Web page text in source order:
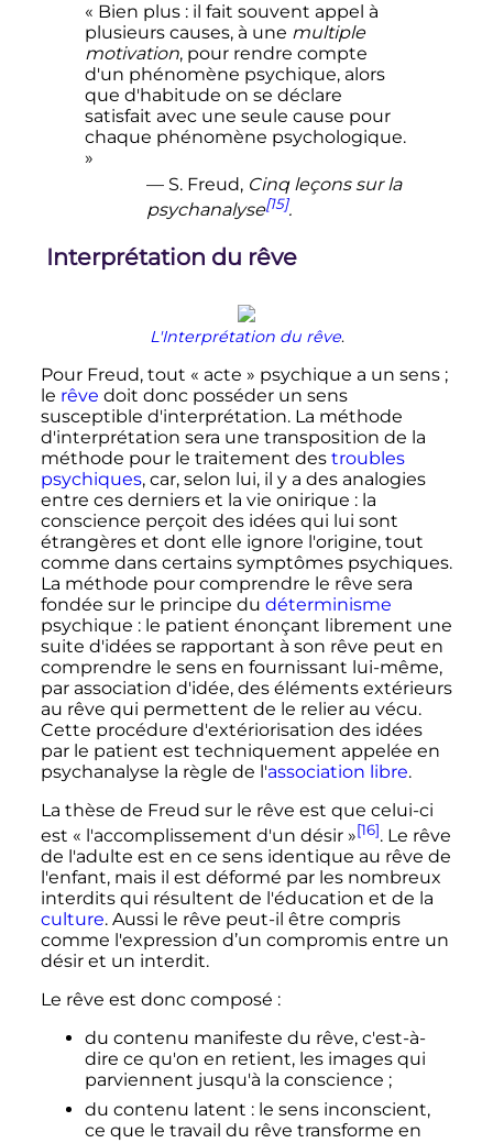
« Bien plus : il fait souvent appel à
plusieurs causes, à une multiple
motivation, pour rendre compte
d'un phénomène psychique, alors
que d'habitude on se déclare
satisfait avec une seule cause pour
chaque phénomène psychologique.
»
— S. Freud, Cinq leçons sur la
psychanalyse[15].
Interprétation du rêve
L'Interprétation du rêve.
Pour Freud, tout « acte » psychique a un sens ;
le rêve doit donc posséder un sens
susceptible d'interprétation. La méthode
d'interprétation sera une transposition de la
méthode pour le traitement des troubles
psychiques, car, selon lui, il y a des analogies
entre ces derniers et la vie onirique : la
conscience perçoit des idées qui lui sont
étrangères et dont elle ignore l'origine, tout
comme dans certains symptômes psychiques.
La méthode pour comprendre le rêve sera
fondée sur le principe du déterminisme
psychique : le patient énonçant librement une
suite d'idées se rapportant à son rêve peut en
comprendre le sens en fournissant lui-même,
par association d'idée, des éléments extérieurs
au rêve qui permettent de le relier au vécu.
Cette procédure d'extériorisation des idées
par le patient est techniquement appelée en
psychanalyse la règle de l'association libre.
La thèse de Freud sur le rêve est que celui-ci
est « l'accomplissement d'un désir »[16]. Le rêve
de l'adulte est en ce sens identique au rêve de
l'enfant, mais il est déformé par les nombreux
interditsqui résultent de l'éducation et de la
culture. Aussi le rêve peut-il être compris
comme l'expression d’un compromis entre un
désir et un interdit.
Le rêve est donc composé :
du contenu manifeste du rêve, c'est-à-
dire ce qu'on en retient, les images qui
parviennent jusqu'à la conscience ;
du contenu latent : le sens inconscient,
ce que le travail du rêve transforme en